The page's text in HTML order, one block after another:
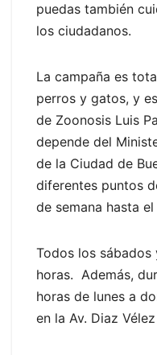
puedas también
los ciudadanos.
La campaña es
perros y gatos, y
de Zoonosis Luis
depende del
de la Ciudad de
diferentes puntos
de semana hasta
Todos los sábados
horas. Además,
horas de lunes a
en la Av. Diaz